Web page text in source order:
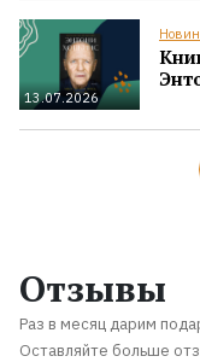
13.07.2026
Отзывы
Раз в месяц дарим
Оставляйте больше